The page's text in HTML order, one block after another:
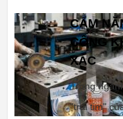
CẨM
CÔNG
XÁC
Trong
"trái tim"